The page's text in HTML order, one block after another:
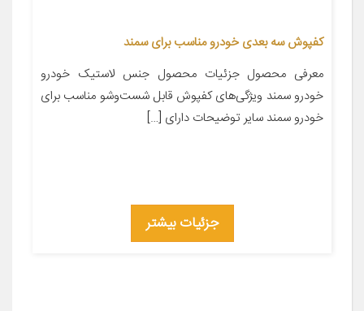
کفپوش سه بعدی خودرو مناسب برای سمند
معرفی محصول جزئیات محصول جنس لاستیک خودرو
خودرو سمند ویژگی‌های کفپوش قابل شست‌وشو مناسب برای
خودرو سمند سایر توضیحات دارای […]
جزئیات بیشتر